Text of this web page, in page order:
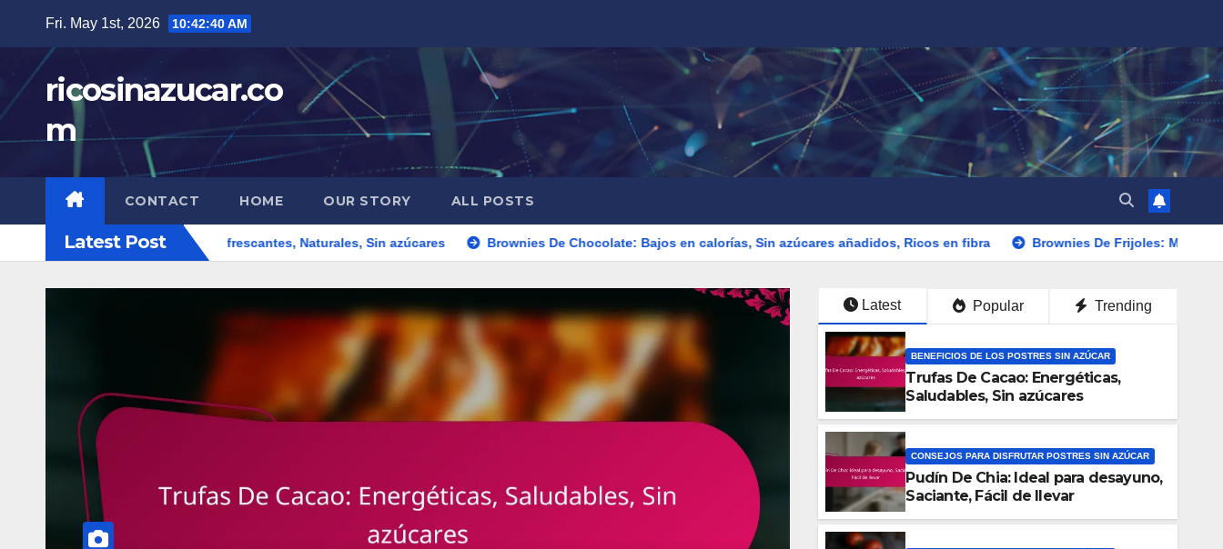
content
Fri. May 1st, 2026 10:42:42 AM
ricosinazucar.co
m
CONTACT HOME OUR STORY ALL POSTS
Latest Post
De Frutas: Refrescantes, Naturales, Sin azúcares Brownies De Chocolate: Bajos en calorías, Sin azúcares añadidos, Ricos en fibra Brownies De Frijoles: Mezcla rápida,
Latest Popular Trending
BENEFICIOS DE LOS POSTRES SIN AZÚCAR
Trufas De Cacao: Energéticas,
Saludables, Sin azúcares
CONSEJOS PARA DISFRUTAR POSTRES SIN AZÚCAR
Pudín De Chia: Ideal para desayuno,
Saciante, Fácil de llevar